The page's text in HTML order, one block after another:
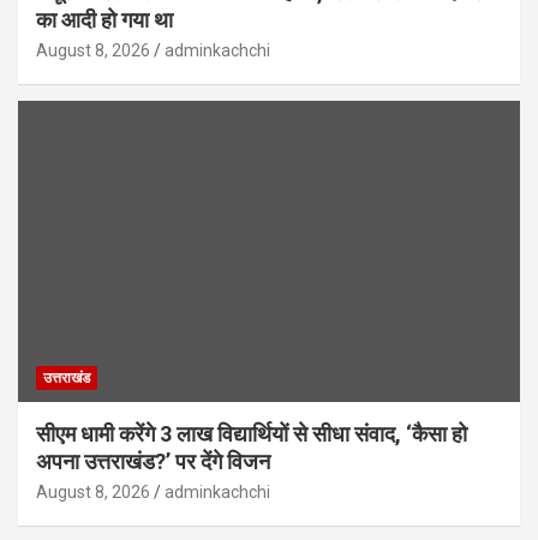
का आदी हो गया था
August 8, 2026 adminkachchi
उत्तराखंड
सीएम धामी करेंगे 3 लाख विद्यार्थियों से सीधा संवाद, ‘कैसा हो
अपना उत्तराखंड?’ पर देंगे विजन
August 8, 2026 adminkachchi